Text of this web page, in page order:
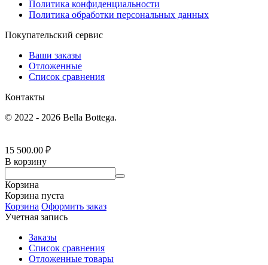
Политика конфиденциальности
Политика обработки персональных данных
Покупательский сервис
Ваши заказы
Отложенные
Список сравнения
Контакты
© 2022 - 2026 Bella Bottega.
15 500.00 ₽
В корзину
Корзина
Корзина пуста
Корзина Оформить заказ
Учетная запись
Заказы
Список сравнения
Отложенные товары